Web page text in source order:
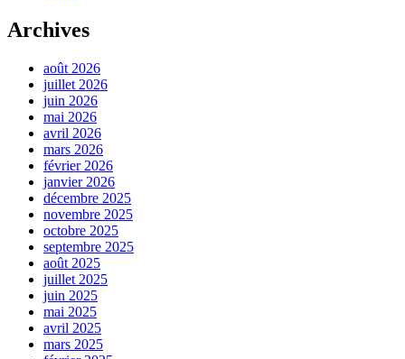
Archives
août 2026
juillet 2026
juin 2026
mai 2026
avril 2026
mars 2026
février 2026
janvier 2026
décembre 2025
novembre 2025
octobre 2025
septembre 2025
août 2025
juillet 2025
juin 2025
mai 2025
avril 2025
mars 2025